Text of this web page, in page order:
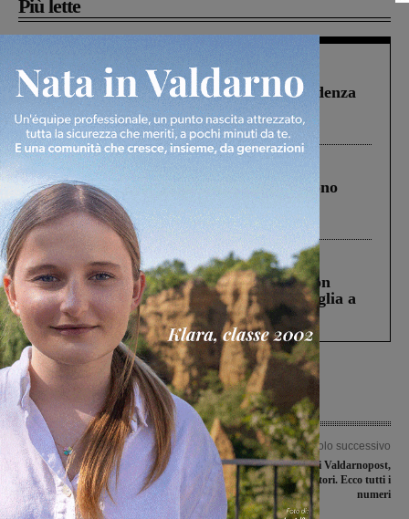
Più lette
Figline Incisa Valdarno 1 Agosto 2026
Piscina di Figline finanziata oltre la scadenza
Pnrr, il gruppo di Fratelli d’Italia: “Un
ringraziamento al Governo”
Cronaca 4 Agosto 2026
Un anno fa la strage in A1 in cui morirono
Gianni, Giulia e Franco. Lo schianto, il
processo, lo stop ai sorpassi fra tir....
Cronaca 3 Agosto 2026
Scomparso da una struttura di Castiglion
Fiorentino l’uomo che aveva ucciso la figlia a
Levane nel 2020
Articolo precedente
Riparte la navetta gratuita per il
cimitero di San Cristoforo
Articolo successivo
Quattro anni di Valdarnopost,
insieme ai nostri lettori. Ecco tutti i
numeri